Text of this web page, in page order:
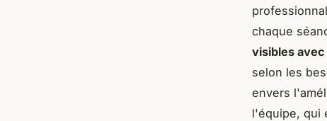
chaque
visibles
selon les
envers
l'équipe, qui